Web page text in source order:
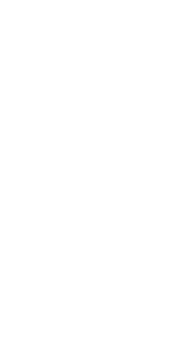
Langit Biru dan